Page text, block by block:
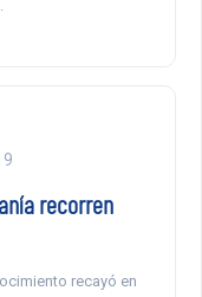
recorren
recayó en